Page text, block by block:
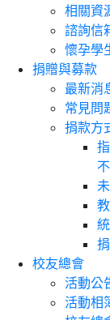
相關資
諮詢信
懷孕學
捐贈與募款
最新消
常見問
捐款方
校友總會
活動公
活動相